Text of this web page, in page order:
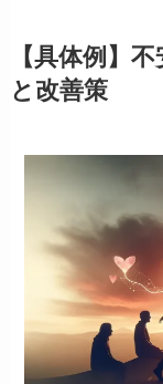
【具体例】
と改善策